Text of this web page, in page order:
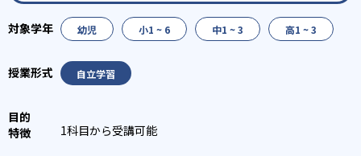
幼児 小1 ~ 6 中1 ~ 3 高1 ~ 3
自立学習
1科目から受講可能